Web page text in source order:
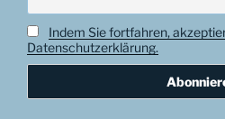
Indem Sie fortfahren,
Datenschutzerklärung.